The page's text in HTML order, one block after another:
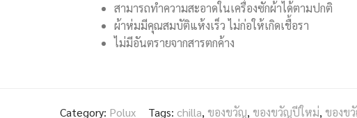
สามารถทำความสะอาดในเครื่องซักผ้าได้ตามปกติ
ผ้าห่มมีคุณสมบัติแห้งเร็ว ไม่ก่อให้เกิดเชื้อรา
ไม่มีอันตรายจากสารตกค้าง
Category: Polux Tags: chilla, ของขวัญ, ของขวัญปีใหม่, ของข